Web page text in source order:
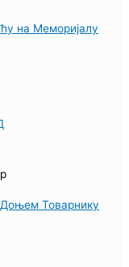
на Меморијалу
Товарнику